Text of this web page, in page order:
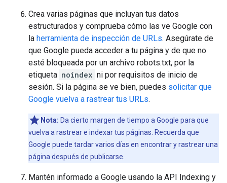
Crea varias páginas que incluyan tus datos
estructurados y comprueba cómo las ve Google con
la herramienta de inspección de URLs. Asegúrate de
que Google pueda acceder a tu página y de que no
esté bloqueada por un archivo robots.txt, por la
etiqueta noindex ni por requisitos de inicio de
sesión. Si la página se ve bien, puedes solicitar que
Google vuelva a rastrear tus URLs.
Nota: Da cierto margen de tiempo a Google para que
vuelva a rastrear e indexar tus páginas. Recuerda que
Google puede tardar varios días en encontrar y rastrear una
página después de publicarse.
Mantén informado a Google usando la API Indexing y